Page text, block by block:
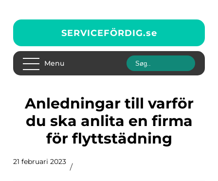
SERVICEFÖRDIG.se
Menu
Anledningar till varför
du ska anlita en firma
för flyttstädning
21 februari 2023